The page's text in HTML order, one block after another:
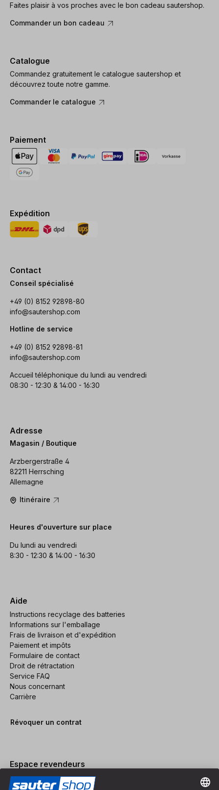
Faites plaisir à vos proches avec le bon cadeau sautershop.
Commander un bon cadeau
Catalogue
Commandez gratuitement le catalogue sautershop et
découvrez toute notre gamme.
Commander le catalogue
Paiement
Expédition
Contact
Conseil spécialisé
+49 (0) 8152 92898-80
info@sautershop.com
Hotline de service
+49 (0) 8152 92898-81
info@sautershop.com
Accueil téléphonique du lundi au vendredi
08:30 - 12:30 & 14:00 - 16:30
Adresse
Magasin / Boutique
Arzbergerstraße 4
82211 Herrsching
Allemagne
Itinéraire
Heures d'ouverture sur place
Du lundi au vendredi
8:30 - 12:30 & 14:00 - 16:30
Aide
Instructions recyclage des batteries
Informations sur l'emballage
Frais de livraison et d'expédition
Paiement et impôts
Formulaire de contact
Droit de rétractation
Service FAQ
Nous concernant
Carrière
Révoquer un contrat
Espace revendeurs
Devenir revendeur